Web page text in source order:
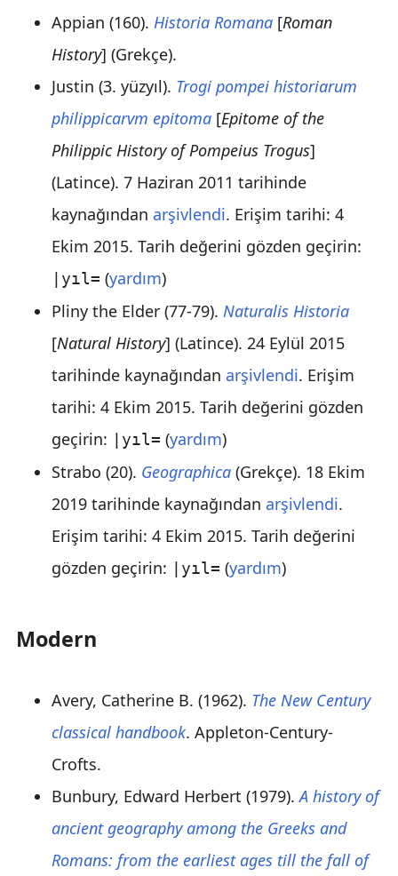
Appian (160). Historia Romana[Roman
History] (Grekçe).
Justin (3. yüzyıl). Trogi pompei historiarum
philippicarvm epitoma[Epitome of the
Philippic History of Pompeius Trogus]
(Latince). 7 Haziran 2011 tarihinde
kaynağından arşivlendi. Erişim tarihi: 4
Ekim 2015. Tarih değerini gözden geçirin:
|yıl= (yardım)
Pliny the Elder (77-79). Naturalis Historia
[Natural History] (Latince). 24 Eylül 2015
tarihinde kaynağından arşivlendi. Erişim
tarihi: 4 Ekim 2015. Tarih değerini gözden
geçirin:
|yıl= (yardım)
Strabo (20). Geographica(Grekçe). 18 Ekim
2019 tarihinde kaynağından arşivlendi.
Erişim tarihi: 4 Ekim 2015. Tarih değerini
gözden geçirin:
|yıl= (yardım)
Modern
Avery, Catherine B. (1962). The New Century
classical handbook. Appleton-Century-
Crofts.
Bunbury, Edward Herbert (1979).A history of
ancient geography among the Greeks and
Romans: from the earliest ages till the fall of